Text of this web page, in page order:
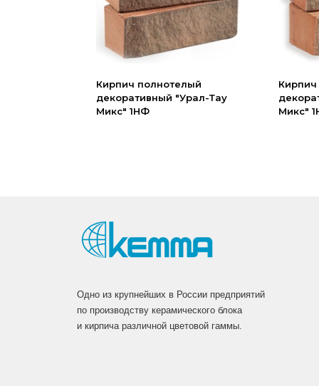
Кирпич полнотелый
декоративный "Урал-Тау
Микс" 1НФ
Микс"
Одно из крупнейших в России предприятий
по производству керамического блока
и кирпича различной цветовой гаммы.